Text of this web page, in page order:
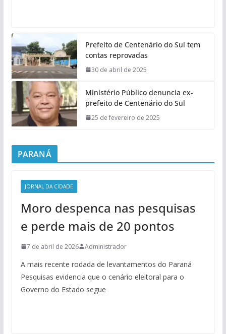
Prefeito de Centenário do Sul tem
contas reprovadas
30 de abril de 2025
Ministério Público denuncia ex-
prefeito de Centenário do Sul
25 de fevereiro de 2025
PARANÁ
JORNAL DA CIDADE
Moro despenca nas pesquisas
e perde mais de 20 pontos
7 de abril de 2026 Administrador
A mais recente rodada de levantamentos do Paraná
Pesquisas evidencia que o cenário eleitoral para o
Governo do Estado segue